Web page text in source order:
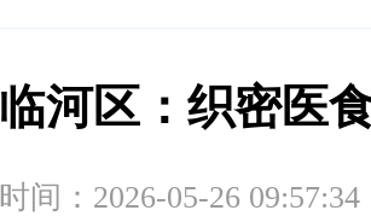
临河区：织密医
间：2026-05-26 09:57:34